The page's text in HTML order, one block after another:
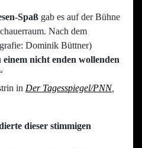
Spaß gab es auf der Bühne
Nach dem
Dominik Büttner)
nicht enden wollenden
in Der Tagesspiegel/PNN,
dieser stimmigen